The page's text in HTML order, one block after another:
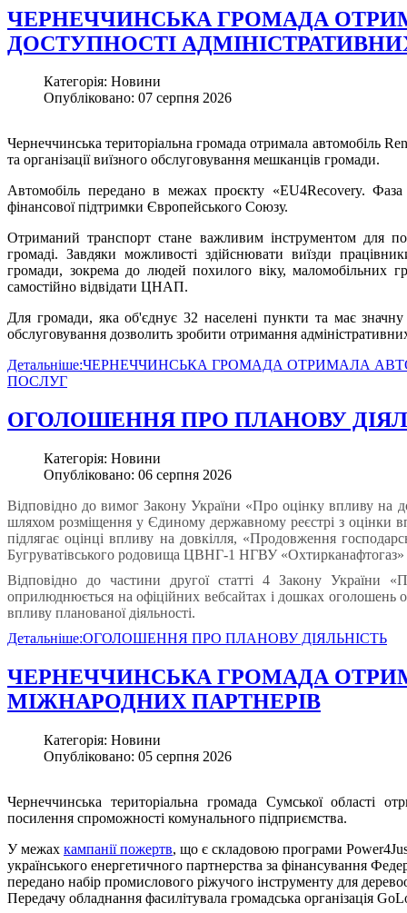
ЧЕРНЕЧЧИНСЬКА ГРОМАДА
ДОСТУПНОСТІ
Категорія: Новини
Опубліковано: 07 серпня 2026
Чернеччинська територіальна громада отримала автомобіль
та організації виїзного обслуговування мешканців громади.
Автомобіль передано в межах проєкту «EU4Recovery.
фінансової підтримки Європейського Союзу.
Отриманий транспорт стане важливим інструментом для
громаді. Завдяки можливості здійснювати виїзди
громади, зокрема до людей похилого віку, маломобільних
самостійно відвідати ЦНАП.
Для громади, яка об'єднує 32 населені пункти та має
обслуговування дозволить зробити отримання
Детальніше:ЧЕРНЕЧЧИНСЬКА ГРОМАДА ОТРИМАЛА
ПОСЛУГ
ОГОЛОШЕННЯ ПРО ПЛАНОВУ
Категорія: Новини
Опубліковано: 06 серпня 2026
Відповідно до вимог Закону України «Про оцінку впливу
шляхом розміщення у Єдиному державному реєстрі з оцінки
підлягає оцінці впливу на довкілля, «Продовження
Бугруватівського родовища ЦВНГ-1 НГВУ
Відповідно до частини другої статті 4 Закону України
оприлюднюється на офіційних вебсайтах і дошках оголошень
впливу планованої діяльності.
Детальніше:ОГОЛОШЕННЯ ПРО ПЛАНОВУ ДІЯЛЬНІСТЬ
ЧЕРНЕЧЧИНСЬКА ГРОМАДА
МІЖНАРОДНИХ ПАРТНЕРІВ
Категорія: Новини
Опубліковано: 05 серпня 2026
Чернеччинська територіальна громада Сумської області
посилення спроможності комунального підприємства.
У межах кампанії пожертв, що є складовою програми
українського енергетичного партнерства за фінансування
передано набір промислового ріжучого інструменту для
Передачу обладнання фасилітувала громадська організація